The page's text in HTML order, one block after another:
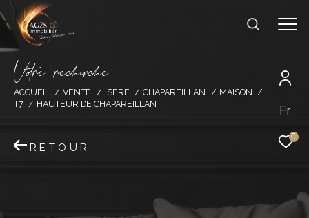
Fr
0
Vore recece
ACCUEIL VENTE ISERE CHAPAREILLAN
MAISON
T7
HAUTEUR DE CHAPAREILLAN
RETOUR